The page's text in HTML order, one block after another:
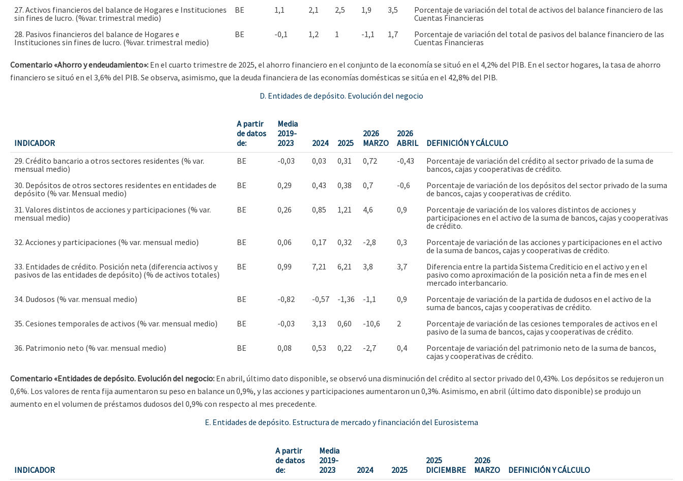
27. Activos financieros del balance de Hogares e Instituciones
sin fines de lucro. (%var. trimestral medio)
BE 1,1 2,1 2,5 1,9 3,5
Porcentaje de variación del total de activos del balance financiero de las
Cuentas Financieras
28. Pasivos financieros del balance de Hogares e
Instituciones sin fines de lucro. (%var. trimestral medio)
BE -0,1 1,2 1 -1,1 1,7
Porcentaje de variación del total de pasivos del balance financiero de las
Cuentas Financieras
Comentario «Ahorro y endeudamiento»: En el cuarto trimestre de 2025, el ahorro financiero en el conjunto de la economía se situó en el 4,2% del PIB. En el sector hogares, la tasa de ahorro
financiero se situó en el 3,6% del PIB. Se observa, asimismo, que la deuda financiera de las economías domésticas se sitúa en el 42,8% del PIB.
D. Entidades de depósito. Evolución del negocio
INDICADOR
A partir
de datos
de:
Media
2019-
2023
2024 2025
2026
MARZO
2026
ABRIL
DEFINICIÓN Y CÁLCULO
29. Crédito bancario a otros sectores residentes (% var.
mensual medio)
BE -0,03 0,03 0,31 0,72 -0,43
Porcentaje de variación del crédito al sector privado de la suma de
bancos, cajas y cooperativas de crédito.
30. Depósitos de otros sectores residentes en entidades de
depósito (% var. Mensual medio)
BE 0,29 0,43 0,38 0,7 -0,6
Porcentaje de variación de los depósitos del sector privado de la suma
de bancos, cajas y cooperativas de crédito.
31. Valores distintos de acciones y participaciones (% var.
mensual medio)
BE 0,26 0,85 1,21 4,6 0,9
Porcentaje de variación de los valores distintos de acciones y
participaciones en el activo de la suma de bancos, cajas y cooperativas
de crédito.
32. Acciones y participaciones (% var. mensual medio)
BE 0,06 0,17 0,32 -2,8 0,3
Porcentaje de variación de las acciones y participaciones en el activo
de la suma de bancos, cajas y cooperativas de crédito.
33. Entidades de crédito. Posición neta (diferencia activos y
pasivos de las entidades de depósito) (% de activos totales)
BE 0,99 7,21 6,21 3,8 3,7
Diferencia entre la partida Sistema Crediticio en el activo y en el
pasivo como aproximación de la posición neta a fin de mes en el
mercado interbancario.
34. Dudosos (% var. mensual medio)
BE -0,82 -0,57 -1,36 -1,1 0,9
Porcentaje de variación de la partida de dudosos en el activo de la
suma de bancos, cajas y cooperativas de crédito.
35. Cesiones temporales de activos (% var. mensual medio)
BE -0,03 3,13 0,60 -10,6 2
Porcentaje de variación de las cesiones temporales de activos en el
pasivo de la suma de bancos, cajas y cooperativas de crédito.
36. Patrimonio neto (% var. mensual medio)
BE 0,08 0,53 0,22 -2,7 0,4
Porcentaje de variación del patrimonio neto de la suma de bancos,
cajas y cooperativas de crédito.
Comentario «Entidades de depósito. Evolución del negocio: En abril, último dato disponible, se observó una disminución del crédito al sector privado del 0,43%. Los depósitos se redujeron un
0,6%. Los valores de renta fija aumentaron su peso en balance un 0,9%, y las acciones y participaciones aumentaron un 0,3%. Asimismo, en abril (último dato disponible) se produjo un
aumento en el volumen de préstamos dudosos del 0,9% con respecto al mes precedente.
E. Entidades de depósito. Estructura de mercado y financiación del Eurosistema
INDICADOR
A partir
de datos
de:
Media
2019-
2023
2024 2025
2025
DICIEMBRE
2026
MARZO
DEFINICIÓN Y CÁLCULO